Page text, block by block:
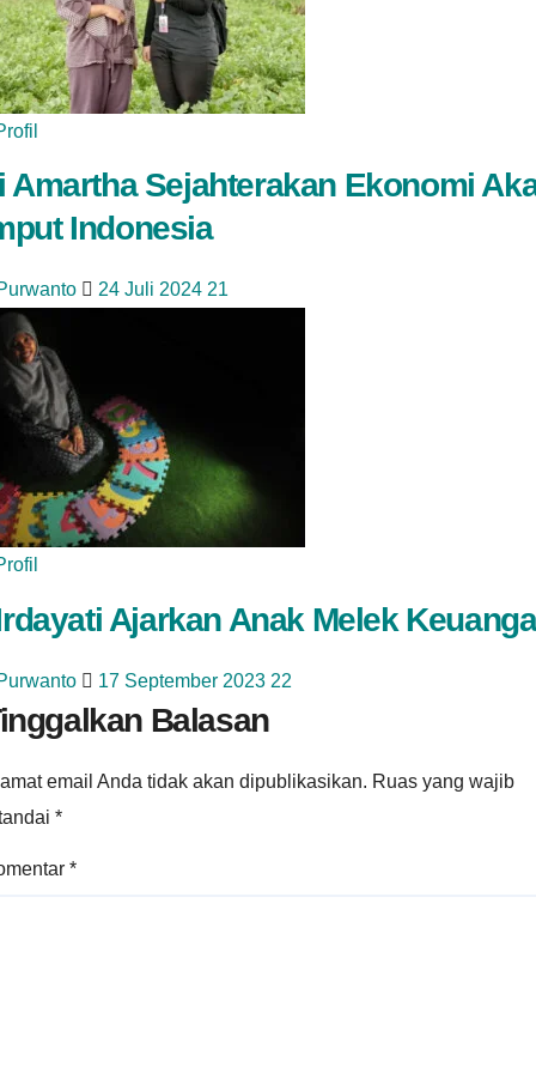
Amartha Sejahterakan Ekonomi
Indonesia
24 Juli 2024 21
Ajarkan Anak Melek
17 September 2023 22
Balasan
email Anda tidak akan dipublikasikan. Ruas yang wajib
*
*